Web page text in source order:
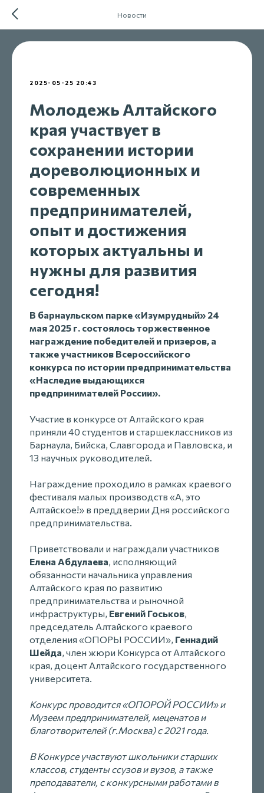
Новости
2025-05-25 20:43
Молодежь Алтайского
края участвует в
сохранении истории
дореволюционных и
современных
предпринимателей,
опыт и достижения
которых актуальны и
нужны для развития
сегодня!
В барнаульском парке «Изумрудный» 24
мая 2025 г. состоялось торжественное
награждение победителей и призеров, а
также участников Всероссийского
конкурса по истории предпринимательства
«Наследие выдающихся
предпринимателей России».
Участие в конкурсе от Алтайского края
приняли 40 студентов и старшеклассников из
Барнаула, Бийска, Славгорода и Павловска, и
13 научных руководителей.
Награждение проходило в рамках краевого
фестиваля малых производств «А, это
Алтайское!» в преддверии Дня российского
предпринимательства.
Приветствовали и награждали участников
Елена Абдулаева, исполняющий
обязанности начальника управления
Алтайского края по развитию
предпринимательства и рыночной
инфраструктуры, Евгений Госьков,
председатель Алтайского краевого
отделения «ОПОРЫ РОССИИ», Геннадий
Шейда, член жюри Конкурса от Алтайского
края, доцент Алтайского государственного
университета.
Конкурс проводится «ОПОРОЙ РОССИИ» и
Музеем предпринимателей, меценатов и
благотворителей (г.Москва) с 2021 года.
В Конкурсе участвуют школьники старших
классов, студенты ссузов и вузов, а также
преподаватели, с конкурсными работами в